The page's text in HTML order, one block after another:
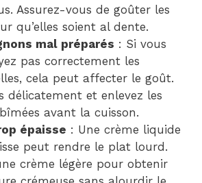
Assurez-vous de goûter les
qu’elles soient al dente.
mal préparés : Si vous
pas correctement les
cela peut affecter le goût.
délicatement et enlevez les
avant la cuisson.
épaisse : Une crème liquide
peut rendre le plat lourd.
crème légère pour obtenir